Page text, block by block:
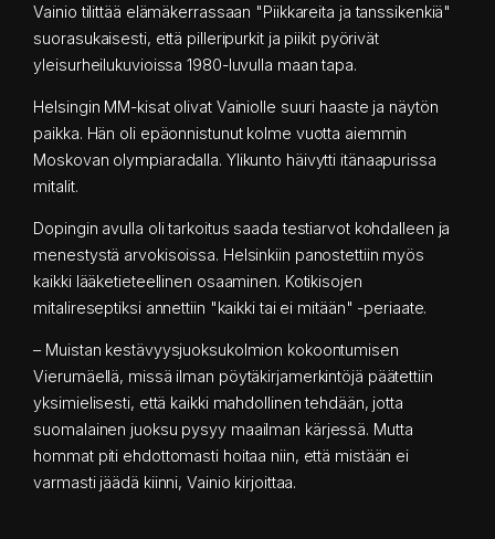
Vainio tilittää elämäkerrassaan "Piikkareita ja tanssikenkiä"
suorasukaisesti, että pilleripurkit ja piikit pyörivät
yleisurheilukuvioissa 1980-luvulla maan tapa.
Helsingin MM-kisat olivat Vainiolle suuri haaste ja näytön
paikka. Hän oli epäonnistunut kolme vuotta aiemmin
Moskovan olympiaradalla. Ylikunto häivytti itänaapurissa
mitalit.
Dopingin avulla oli tarkoitus saada testiarvot kohdalleen ja
menestystä arvokisoissa. Helsinkiin panostettiin myös
kaikki lääketieteellinen osaaminen. Kotikisojen
mitalireseptiksi annettiin "kaikki tai ei mitään" -periaate.
– Muistan kestävyysjuoksukolmion kokoontumisen
Vierumäellä, missä ilman pöytäkirjamerkintöjä päätettiin
yksimielisesti, että kaikki mahdollinen tehdään, jotta
suomalainen juoksu pysyy maailman kärjessä. Mutta
hommat piti ehdottomasti hoitaa niin, että mistään ei
varmasti jäädä kiinni, Vainio kirjoittaa.